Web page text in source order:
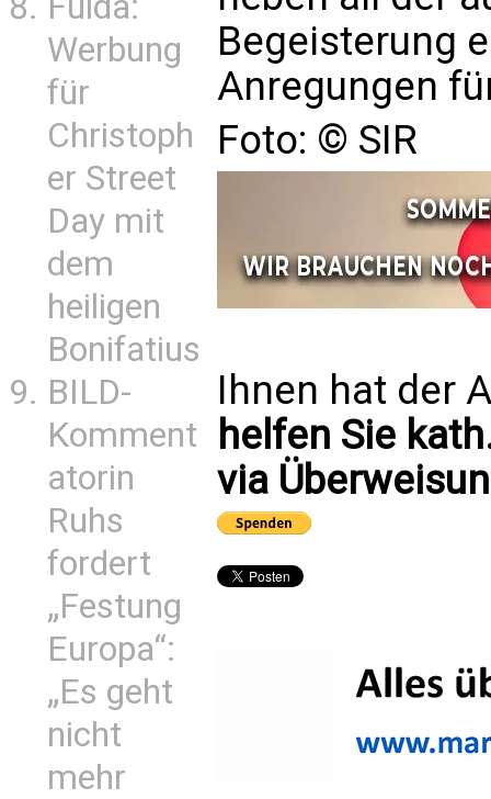
Werbung
für
Christoph
er Street
Day mit
dem
heiligen
Bonifatius
BILD-
Komment
atorin
Ruhs
fordert
„Festung
Europa“:
„Es geht
nicht
mehr
Begeisterung
Anregungen
Foto: © SIR
Ihnen hat der
helfen Sie
via